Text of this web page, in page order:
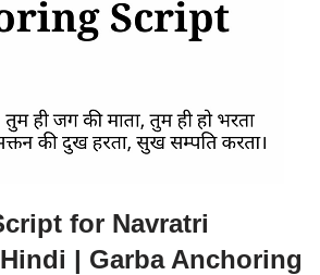
for Navratri
| Garba Anchoring